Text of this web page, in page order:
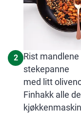
2
Rist
stekepanne
med litt
Finhakk alle